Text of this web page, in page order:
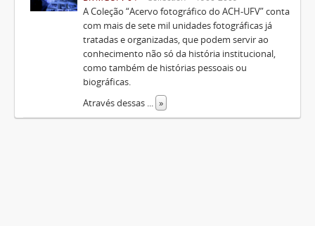
A Coleção “Acervo fotográfico do ACH-UFV” conta
com mais de sete mil unidades fotográficas já
tratadas e organizadas, que podem servir ao
conhecimento não só da história institucional,
como também de histórias pessoais ou
biográficas.
Através dessas
»